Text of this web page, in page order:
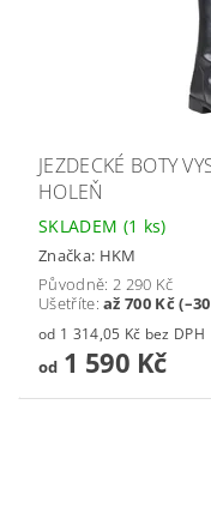
JEZDECKÉ BOTY
HOLEŇ
SKLADEM (1 ks)
Značka: HKM
Původně: 2 290 Kč
Ušetříte:až 700 Kč
od 1 314,05 Kč bez DPH
od1 590 Kč